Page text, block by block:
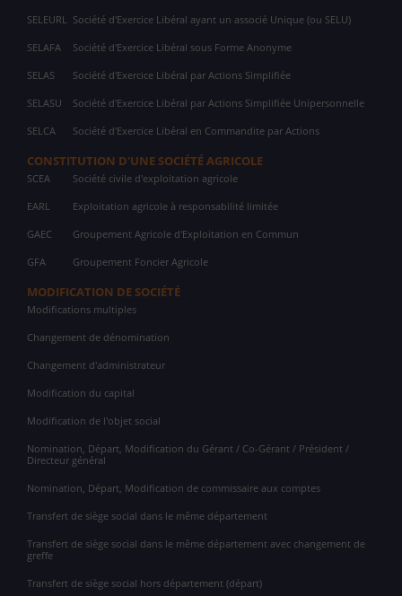
SELEURL Société d'Exercice Libéral ayant un associé Unique (ou SELU)
SELAFA Société d'Exercice Libéral sous Forme Anonyme
SELAS Société d'Exercice Libéral par Actions Simplifiée
SELASU Société d'Exercice Libéral par Actions Simplifiée Unipersonnelle
SELCA Société d'Exercice Libéral en Commandite par Actions
CONSTITUTION D'UNE SOCIÉTÉ AGRICOLE
SCEA Société civile d'exploitation agricole
EARL Exploitation agricole à responsabilité limitée
GAEC Groupement Agricole d'Exploitation en Commun
GFA Groupement Foncier Agricole
MODIFICATION DE SOCIÉTÉ
Modifications multiples
Changement de dénomination
Changement d'administrateur
Modification du capital
Modification de l'objet social
Nomination, Départ, Modification du Gérant / Co-Gérant / Président /
Directeur général
Nomination, Départ, Modification de commissaire aux comptes
Transfert de siège social dans le même département
Transfert de siège social dans le même département avec changement de
greffe
Transfert de siège social hors département (départ)